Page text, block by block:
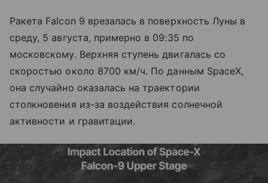
Ракета Falcon 9 врезалась в поверхность Луны в
среду, 5 августа, примерно в 09:35 по
московскому. Верхняя ступень двигалась со
скоростью около 8700 км/ч. По данным SpaceX,
она случайно оказалась на траектории
столкновения из-за воздействия солнечной
активности и гравитации.